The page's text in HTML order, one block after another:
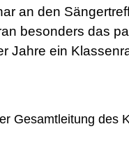
an den
besonders das
Jahre ein
Gesamtleitung des